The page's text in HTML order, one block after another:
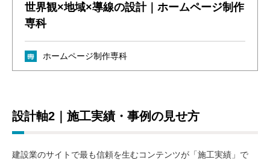
世界観×地域×導線の設計｜ホームページ制作
専科
ホームページ制作専科
設計軸2｜施工実績・事例の見せ方
建設業のサイトで最も信頼を生むコンテンツが「施工実績」で